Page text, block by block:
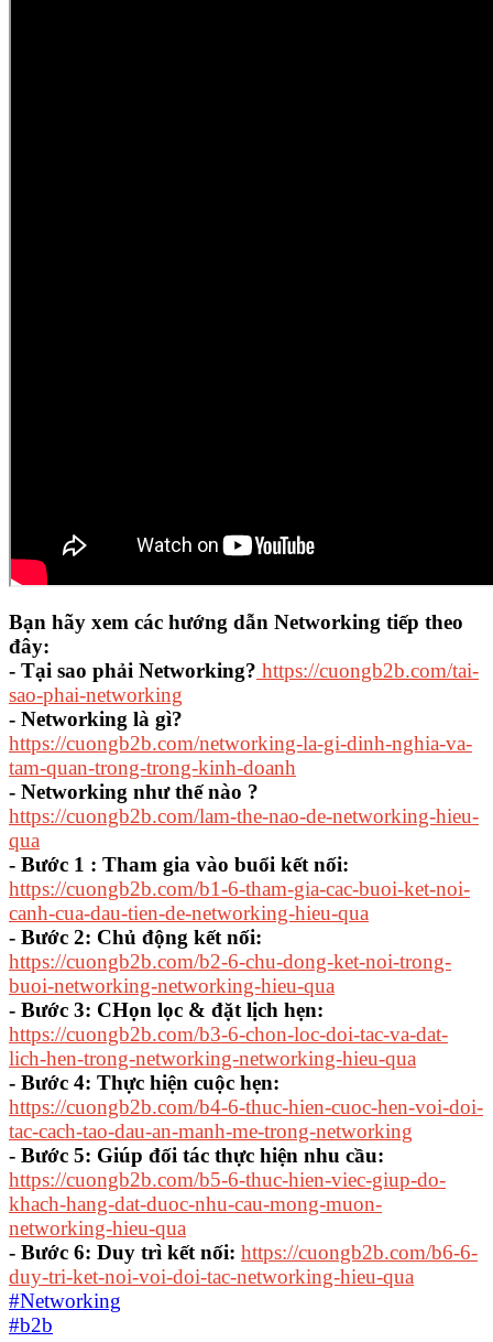
Bạn hãy xem các hướng dẫn Networking tiếp theo
đây:
- Tại sao phải Networking? https://cuongb2b.com/tai-
sao-phai-networking
- Networking là gì?
https://cuongb2b.com/networking-la-gi-dinh-nghia-va-
tam-quan-trong-trong-kinh-doanh
- Networking như thế nào ?
https://cuongb2b.com/lam-the-nao-de-networking-hieu-
qua
- Bước 1 : Tham gia vào buổi kết nối:
https://cuongb2b.com/b1-6-tham-gia-cac-buoi-ket-noi-
canh-cua-dau-tien-de-networking-hieu-qua
- Bước 2: Chủ động kết nối:
https://cuongb2b.com/b2-6-chu-dong-ket-noi-trong-
buoi-networking-networking-hieu-qua
- Bước 3: CHọn lọc & đặt lịch hẹn:
https://cuongb2b.com/b3-6-chon-loc-doi-tac-va-dat-
lich-hen-trong-networking-networking-hieu-qua
- Bước 4: Thực hiện cuộc hẹn:
https://cuongb2b.com/b4-6-thuc-hien-cuoc-hen-voi-doi-
tac-cach-tao-dau-an-manh-me-trong-networking
- Bước 5: Giúp đối tác thực hiện nhu cầu:
https://cuongb2b.com/b5-6-thuc-hien-viec-giup-do-
khach-hang-dat-duoc-nhu-cau-mong-muon-
networking-hieu-qua
- Bước 6: Duy trì kết nối: https://cuongb2b.com/b6-6-
duy-tri-ket-noi-voi-doi-tac-networking-hieu-qua
#Networking
#b2b